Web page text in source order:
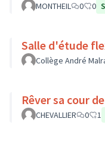
MONTHEIL 0 0
Salle d'étude
Collège André
Rêver sa cour
CHEVALLIER 0 1